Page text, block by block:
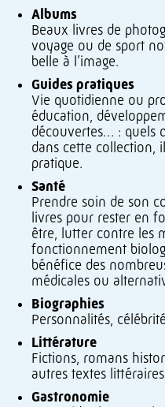
Albums
Beaux livres de
voyage ou de sport
belle à l’image.
Guides pratiques
Vie quotidienne ou
éducation,
découvertes… : quels
dans cette collection,
pratique.
Santé
Prendre soin de son
livres pour rester en
être, lutter contre les
fonctionnement
bénéfice des
médicales ou
Biographies
Personnalités,
Littérature
Fictions, romans
autres textes
Gastronomie